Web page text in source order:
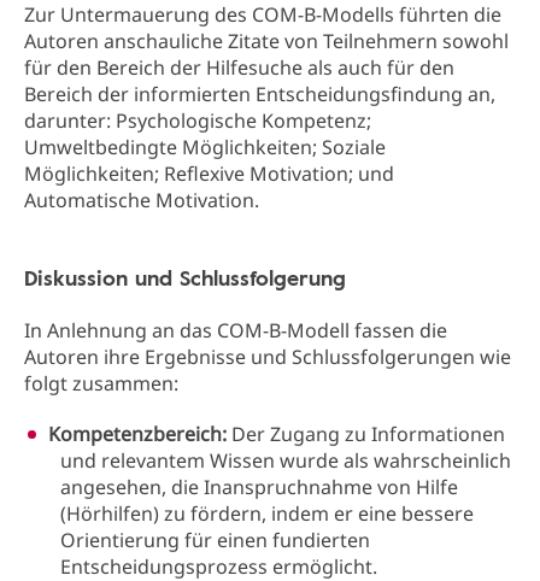
Zur Untermauerung des COM-B-Modells führten die
Autoren anschauliche Zitate von Teilnehmern sowohl
für den Bereich der Hilfesuche als auch für den
Bereich der informierten Entscheidungsfindung an,
darunter: Psychologische Kompetenz;
Umweltbedingte Möglichkeiten; Soziale
Möglichkeiten; Reflexive Motivation; und
Automatische Motivation.
Diskussion und Schlussfolgerung
In Anlehnung an das COM-B-Modell fassen die
Autoren ihre Ergebnisse und Schlussfolgerungen wie
folgt zusammen:
Kompetenzbereich: Der Zugang zu Informationen
und relevantem Wissen wurde als wahrscheinlich
angesehen, die Inanspruchnahme von Hilfe
(Hörhilfen) zu fördern, indem er eine bessere
Orientierung für einen fundierten
Entscheidungsprozess ermöglicht.